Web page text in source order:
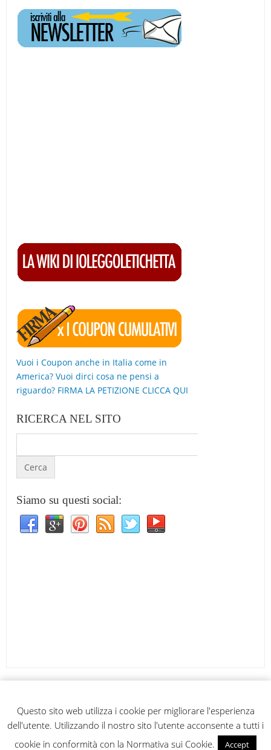
Vuoi i Coupon anche in Italia come in
America? Vuoi dirci cosa ne pensi a
riguardo? FIRMA LA PETIZIONE CLICCA QUI
RICERCA NEL SITO
Siamo su questi social:
Io leggo l'etichetta Copyright © 2026. © 2013Io leggo l’etichetta.
Questo blog utilizza laCreative Commons License-CONTATTACI
Questo sito web utilizza i cookie per migliorare l'esperienza
dell'utente. Utilizzando il nostro sito l'utente acconsente a tutti i
cookie in conformità con la Normativa sui Cookie.
Accept